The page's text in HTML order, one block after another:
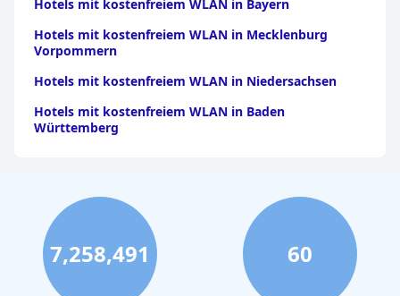
Hotels mit kostenfreiem WLAN in Bayern
Hotels mit kostenfreiem WLAN in Mecklenburg
Vorpommern
Hotels mit kostenfreiem WLAN in Niedersachsen
Hotels mit kostenfreiem WLAN in Baden
Württemberg
7,258,491 60